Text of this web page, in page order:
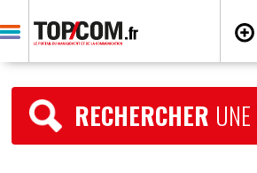
RECHERCHER